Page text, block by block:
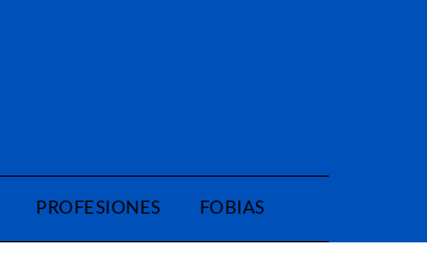
PROFESIONES FOBIAS